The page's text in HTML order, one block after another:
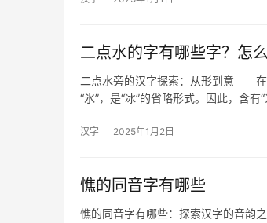
二点水的字有哪些字？怎么
二点水旁的汉字探索：从形到意 在
“氷”，是“冰”的省略形式。因此，含
汉字 2025年1月2日
憔的同音字有哪些
憔的同音字有哪些：探索汉字的音